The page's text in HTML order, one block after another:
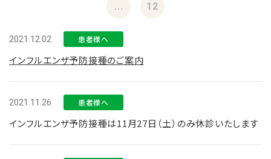
... 12
2021.12.02 患者様へ
インフルエンザ予防接種のご案内
2021.11.26 患者様へ
インフルエンザ予防接種は11月27日（土）のみ休診いたします